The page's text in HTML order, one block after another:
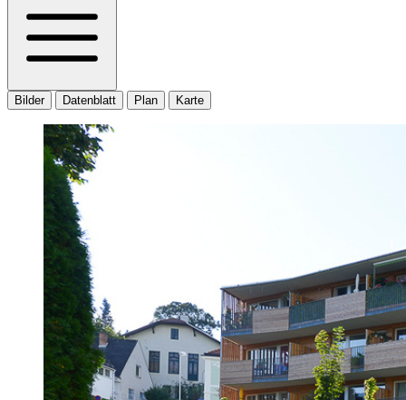
Bilder Datenblatt Plan Karte